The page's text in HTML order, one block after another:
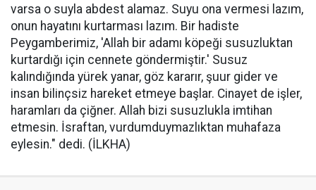
varsa o suyla abdest alamaz. Suyu ona vermesi lazım,
onun hayatını kurtarması lazım. Bir hadiste
Peygamberimiz, 'Allah bir adamı köpeği susuzluktan
kurtardığı için cennete göndermiştir.' Susuz
kalındığında yürek yanar, göz kararır, şuur gider ve
insan bilinçsiz hareket etmeye başlar. Cinayet de işler,
haramları da çiğner. Allah bizi susuzlukla imtihan
etmesin. İsraftan, vurdumduymazlıktan muhafaza
eylesin." dedi. (İLKHA)